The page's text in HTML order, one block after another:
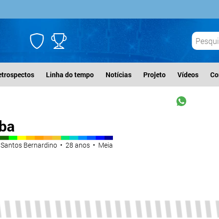
Linha do tempo Notícias Projeto Vídeos
Bernardino • 28 anos • Meia